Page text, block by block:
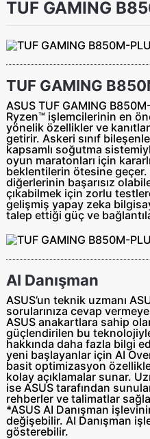
TUF GAMING
TUF GAMING
ASUS TUF GAMING
Ryzen™ işlemcilerinin en
yönelik özellikler ve
getirir. Askeri sınıf
kapsamlı soğutma
oyun maratonları için
beklentilerin ötesine geçer.
diğerlerinin başarısız
çıkabilmek için zorlu
gelişmiş yapay zeka
talep ettiği güç ve
AI Danışman
ASUS’un teknik uzmanı
sorularınıza cevap
ASUS anakartlara sahip
güçlendirilen bu
hakkında daha fazla bilgi
yeni başlayanlar için AI
basit optimizasyon
kolay açıklamalar sunar.
ise ASUS tarafından
rehberler ve talimatlar
*ASUS AI Danışman
değişebilir. AI Danışman
gösterebilir.